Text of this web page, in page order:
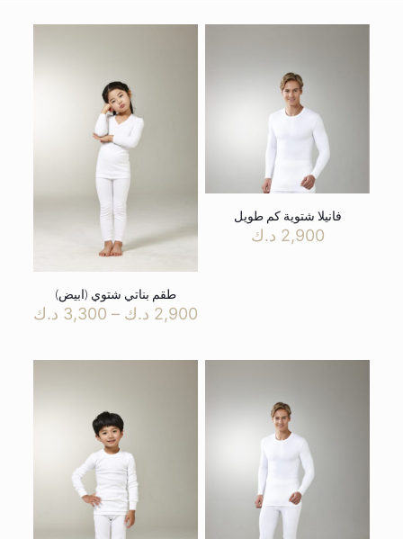
فانيلا شتوية كم طويل
2,900 د.ك
طقم بناتي شتوي (ابيض)
2,900 د.ك –
3,300 د.كنطاق